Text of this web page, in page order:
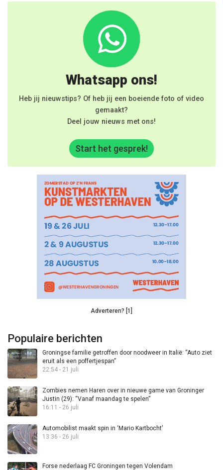
Whatsapp ons!
Heb jij nieuwstips? Of heb jij een boeiende foto of video
gemaakt?
Deel jouw nieuws met ons!
Start het gesprek!
Adverteren? [1]
Populaire berichten
Groningse familie getroffen door noodweer in Italië: “Auto ziet
eruit als een poffertjespan”
22:54 - 21 juli
Zombies nemen Haren over in nieuwe game van Groninger
Justin (29): “Vanaf maandag te spelen”
16:11 - 26 juli
Automobilist maakt spin in ‘Mario Kartbocht’
13:36 - 26 juli
Forse nederlaag FC Groningen tegen Volendam